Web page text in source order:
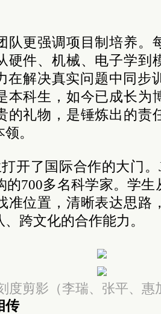
队更强调项目制培养。
硬件、机械、电子学到
在解决真实问题中同步
本科生，如今已成长为
的礼物，是锤炼出的责
。
开了国际合作的大门
的700多名科学家。学
准位置，清晰表达思路
跨文化的合作能力。
度剪影（李瑞、张平、惠
传